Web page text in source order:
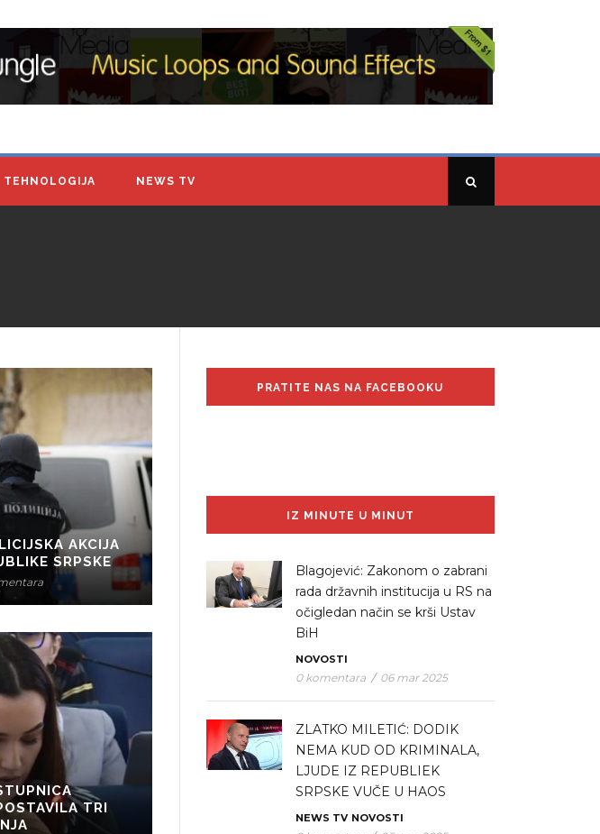
TEHNOLOGIJA NEWS TV
AKCIJA
SRPSKE
TRI
PRATITE NAS NA FACEBOOKU
IZ MINUTE U MINUT
Blagojević: Zakonom o zabrani
rada državnih institucija u RS na
očigledan način se krši Ustav
BiH
NOVOSTI
0 komentara / 06 mar 2025
ZLATKO MILETIĆ: DODIK
NEMA KUD OD KRIMINALA,
LJUDE IZ REPUBLIEK
SRPSKE VUČE U HAOS
NEWS TV NOVOSTI